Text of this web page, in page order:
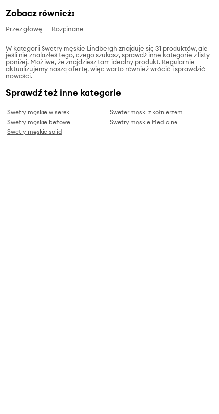
Zobacz również:
Przez głowę Rozpinane
W kategorii Swetry męskie Lindbergh znajduje się 31 produktów, ale
jeśli nie znalazłeś tego, czego szukasz, sprawdź inne kategorie z listy
poniżej. Możliwe, że znajdziesz tam idealny produkt. Regularnie
aktualizujemy naszą ofertę, więc warto również wrócić i sprawdzić
nowości.
Sprawdź też inne kategorie
Swetry męskie w serek
Sweter męski z kołnierzem
Swetry męskie beżowe
Swetry męskie Medicine
Swetry męskie solid